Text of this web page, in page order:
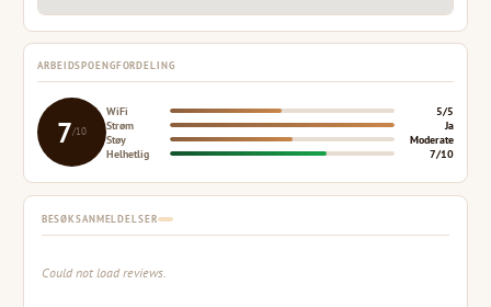
ARBEIDSPOENGFORDELING
7/10
WiFi
5/5
Strøm
Ja
Støy
Moderate
Helhetlig
7/10
BESØKSANMELDELSER
Could not load reviews.